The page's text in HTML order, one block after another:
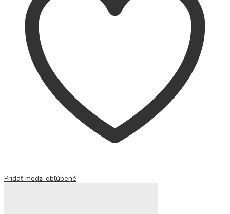
Pridať medzi obľúbené